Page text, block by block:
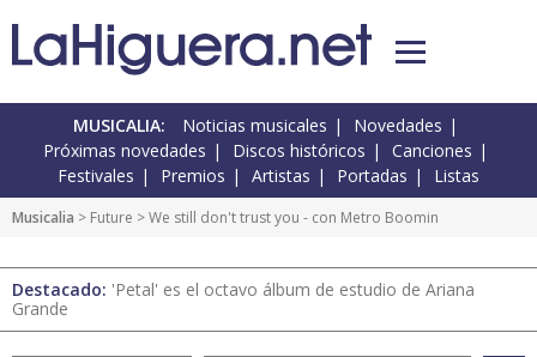
MUSICALIA: Noticias musicales
Novedades
Próximas novedades
Discos históricos
Canciones
Festivales
Premios Artistas Portadas Listas
Musicalia > Future > We still don't trust you - con Metro Boomin
Destacado: 'Petal' es el octavo álbum de estudio de Ariana
Grande